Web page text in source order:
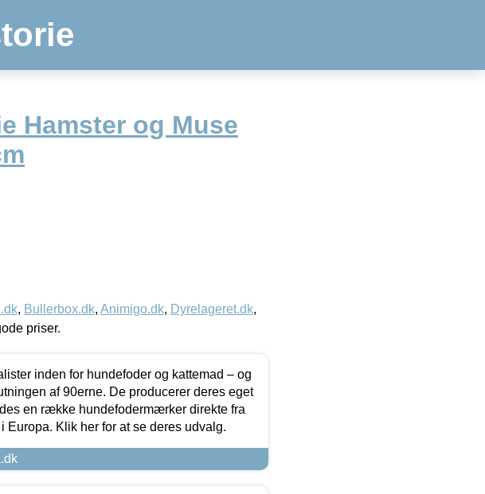
Hamster og Muse
, Bullerbox.dk, Animigo.dk, Dyrelageret.dk,
priser.
inden for hundefoder og kattemad – og
af 90erne. De producerer deres eget
en række hundefodermærker direkte fra
Europa. Klik her for at se deres udvalg.